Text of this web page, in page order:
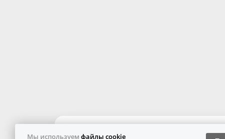
Мы используем файлы cookie